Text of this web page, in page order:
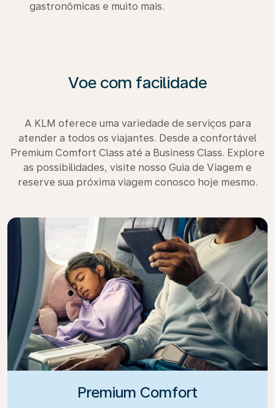
gastronômicas e muito mais.
Voe com facilidade
A KLM oferece uma variedade de serviços para
atender a todos os viajantes. Desde a confortável
Premium Comfort Class até a Business Class. Explore
as possibilidades, visite nosso Guia de Viagem e
reserve sua próxima viagem conosco hoje mesmo.
Premium Comfort